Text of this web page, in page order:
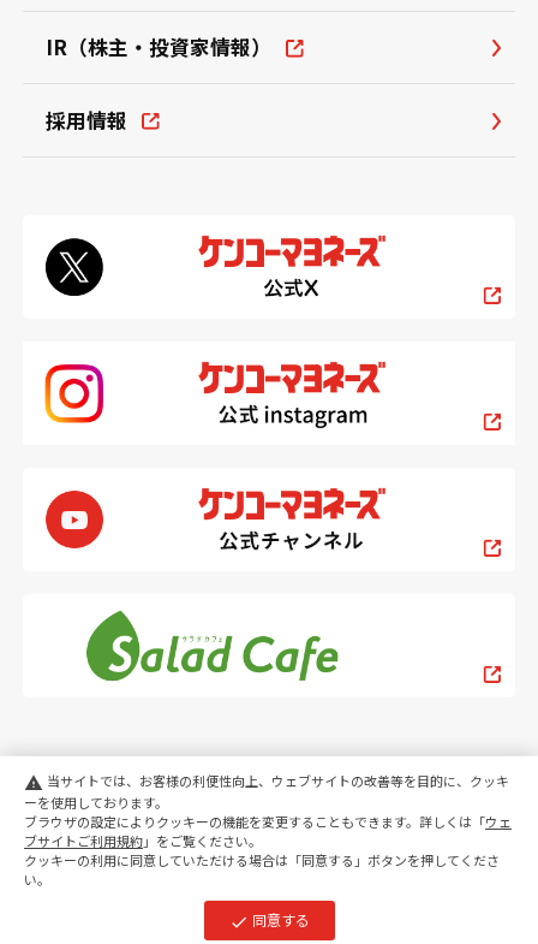
PC スマートフォン
IR（株主・投資家情報）
採用情報
copyright KENKO Mayonnaise Co.,Ltd.All rights reserved.
warning 当サイトでは、お客様の利便性向上、ウェブサイトの改善等を目的に、クッキ
ーを使用しております。
ブラウザの設定によりクッキーの機能を変更することもできます。詳しくは「ウェ
ブサイトご利用規約」をご覧ください。
クッキーの利用に同意していただける場合は「同意する」ボタンを押してくださ
い。
check 同意する